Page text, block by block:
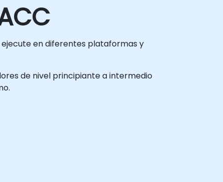
en diferentes plataformas y
de nivel principiante a intermedio